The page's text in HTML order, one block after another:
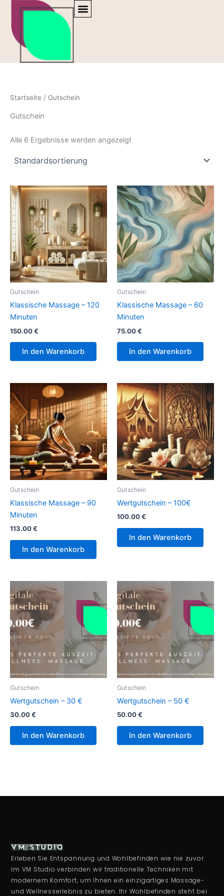
springen
Startseite / Gutschein
Gutschein
Alle 6 Ergebnisse werden angezeigt
Gutschein
Klassische Massage – 120
Minuten
150.00€
In den Warenkorb
Gutschein
Klassische Massage – 60
Minuten
75.00€
In den Warenkorb
Gutschein
Klassische Massage – 90
Minuten
113.00€
In den Warenkorb
Gutschein
Wertgutschein – 100€
100.00€
In den Warenkorb
Gutschein
Wertgutschein – 30 €
30.00€
In den Warenkorb
Gutschein
Wertgutschein – 50 €
50.00€
In den Warenkorb
Erleben Sie Entspannung und Wohlbefinden wie nie zuvor.
Im VM Studio verbinden wir traditionelle Techniken mit
modernem Komfort, um Ihnen ein einzigartiges Massage-
und Wellnesserlebnis zu bieten. Ihr Wohlbefinden steht bei